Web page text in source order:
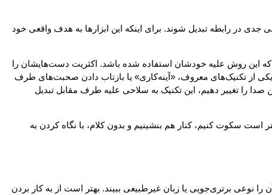
جدی در رابطه تبدیل شوند. برای اینکه این ابزارها به هدف واقعی خود
این روش علیه خودشان استفاده شده باشد. اکثریت دست‌هایشان را
یکی از تکنیک‌های معروف، «آینه‌کاری» یا بازتاب دادن صحبت‌های طرف
را تغییر دهیم، این تکنیک به سلاحی علیه طرف مقابل تبدیل
سکوت کنیم، کنار هم بنشینیم و بدون کلام، با نگاه کردن به
نوعی برتری‌جویی یا زبان غیرطبیعی ببیند. بهتر است از به کار بردن